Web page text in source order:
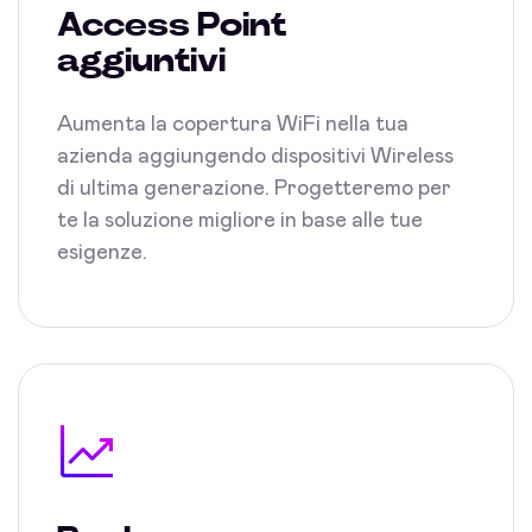
Access Point
aggiuntivi
Aumenta la copertura WiFi nella tua
azienda aggiungendo dispositivi Wireless
di ultima generazione. Progetteremo per
te la soluzione migliore in base alle tue
esigenze.